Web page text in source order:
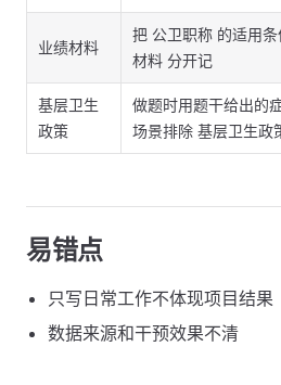
业绩材料
把 公卫职称 的适用
材料 分开记
基层卫生
政策
做题时用题干给出的
场景排除 基层卫生政
易错点
只写日常工作不体现项目结果
数据来源和干预效果不清